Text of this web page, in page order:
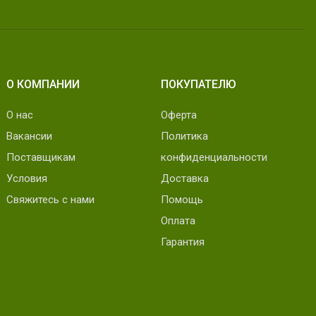
О КОМПАНИИ
О нас
Вакансии
Поставщикам
Условия
Свяжитесь с нами
ПОКУПАТЕЛЮ
Оферта
Политика
конфиденциальности
Доставка
Помощь
Оплата
Гарантия